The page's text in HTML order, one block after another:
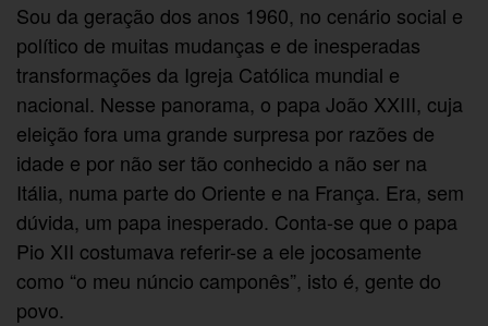
Sou da geração dos anos 1960, no cenário social e
político de muitas mudanças e de inesperadas
transformações da Igreja Católica mundial e
nacional. Nesse panorama, o papa João XXIII, cuja
eleição fora uma grande surpresa por razões de
idade e por não ser tão conhecido a não ser na
Itália, numa parte do Oriente e na França. Era, sem
dúvida, um papa inesperado. Conta-se que o papa
Pio XII costumava referir-se a ele jocosamente
como “o meu núncio camponês”, isto é, gente do
povo.